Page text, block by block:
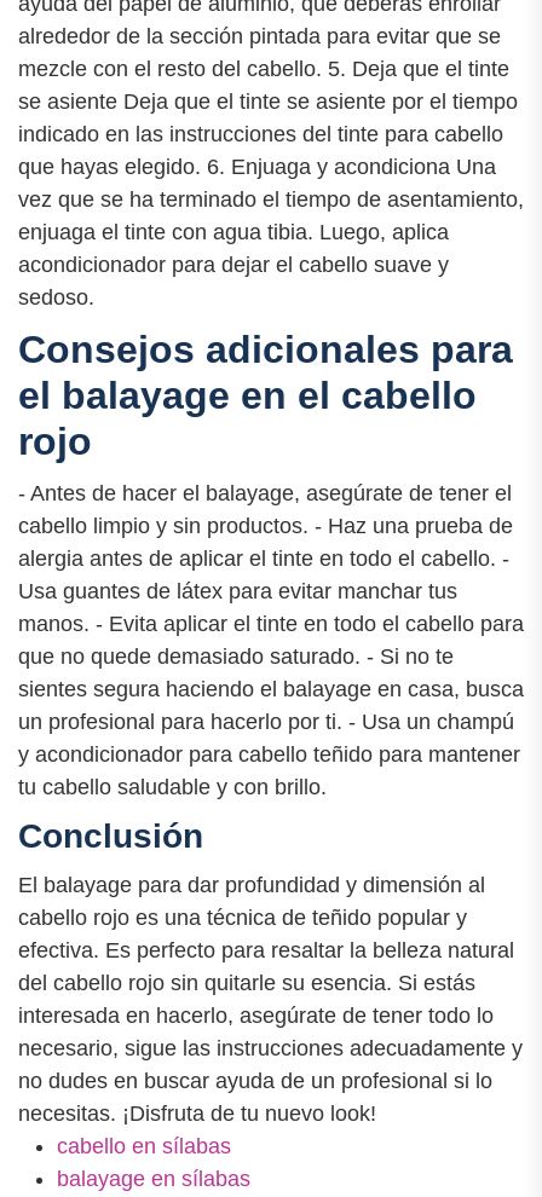
alrededor de la sección pintada para evitar que se
mezcle con el resto del cabello. 5. Deja que el tinte
se asiente Deja que el tinte se asiente por el tiempo
indicado en las instrucciones del tinte para cabello
que hayas elegido. 6. Enjuaga y acondiciona Una
vez que se ha terminado el tiempo de asentamiento,
enjuaga el tinte con agua tibia. Luego, aplica
acondicionador para dejar el cabello suave y
sedoso.
Consejos adicionales para
el balayage en el cabello
rojo
- Antes de hacer el balayage, asegúrate de tener el
cabello limpio y sin productos. - Haz una prueba de
alergia antes de aplicar el tinte en todo el cabello. -
Usa guantes de látex para evitar manchar tus
manos. - Evita aplicar el tinte en todo el cabello para
que no quede demasiado saturado. - Si no te
sientes segura haciendo el balayage en casa, busca
un profesional para hacerlo por ti. - Usa un champú
y acondicionador para cabello teñido para mantener
tu cabello saludable y con brillo.
Conclusión
El balayage para dar profundidad y dimensión al
cabello rojo es una técnica de teñido popular y
efectiva. Es perfecto para resaltar la belleza natural
del cabello rojo sin quitarle su esencia. Si estás
interesada en hacerlo, asegúrate de tener todo lo
necesario, sigue las instrucciones adecuadamente y
no dudes en buscar ayuda de un profesional si lo
necesitas. ¡Disfruta de tu nuevo look!
cabello en sílabas
balayage en sílabas